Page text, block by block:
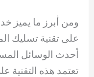
ومن أبرز ما يميز
على تقنية تسليك
أحدث الوسائل
تعتمد هذه